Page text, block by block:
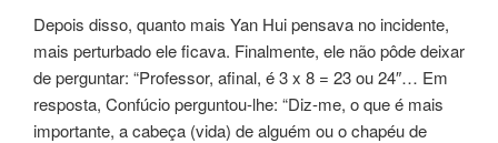
Depois disso, quanto mais Yan Hui pensava no incidente,
mais perturbado ele ficava. Finalmente, ele não pôde deixar
de perguntar: “Professor, afinal, é 3 x 8 = 23 ou 24″… Em
resposta, Confúcio perguntou-lhe: “Diz-me, o que é mais
importante, a cabeça (vida) de alguém ou o chapéu de